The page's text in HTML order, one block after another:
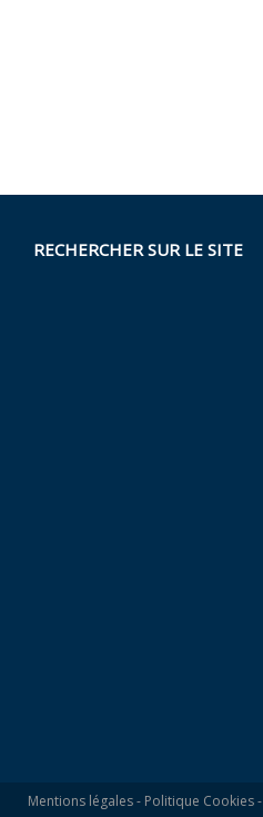
RECHERCHER SUR LE SITE
Mentions légales- Politique Cookies-